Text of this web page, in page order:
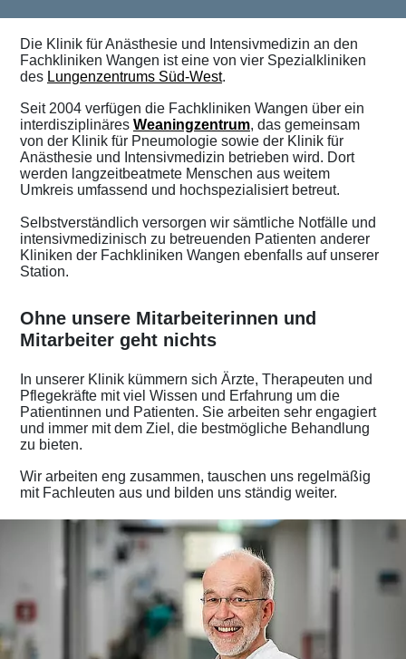
Die Klinik für Anästhesie und Intensivmedizin an den
Fachkliniken Wangen ist eine von vier Spezialkliniken
des Lungenzentrums Süd-West.
Seit 2004 verfügen die Fachkliniken Wangen über ein
interdisziplinäres Weaningzentrum, das gemeinsam
von der Klinik für Pneumologie sowie der Klinik für
Anästhesie und Intensivmedizin betrieben wird. Dort
werden langzeitbeatmete Menschen aus weitem
Umkreis umfassend und hochspezialisiert betreut.
Selbstverständlich versorgen wir sämtliche Notfälle und
intensivmedizinisch zu betreuenden Patienten anderer
Kliniken der Fachkliniken Wangen ebenfalls auf unserer
Station.
Ohne unsere Mitarbeiterinnen und
Mitarbeiter geht nichts
In unserer Klinik kümmern sich Ärzte, Therapeuten und
Pflegekräfte mit viel Wissen und Erfahrung um die
Patientinnen und Patienten. Sie arbeiten sehr engagiert
und immer mit dem Ziel, die bestmögliche Behandlung
zu bieten.
Wir arbeiten eng zusammen, tauschen uns regelmäßig
mit Fachleuten aus und bilden uns ständig weiter.